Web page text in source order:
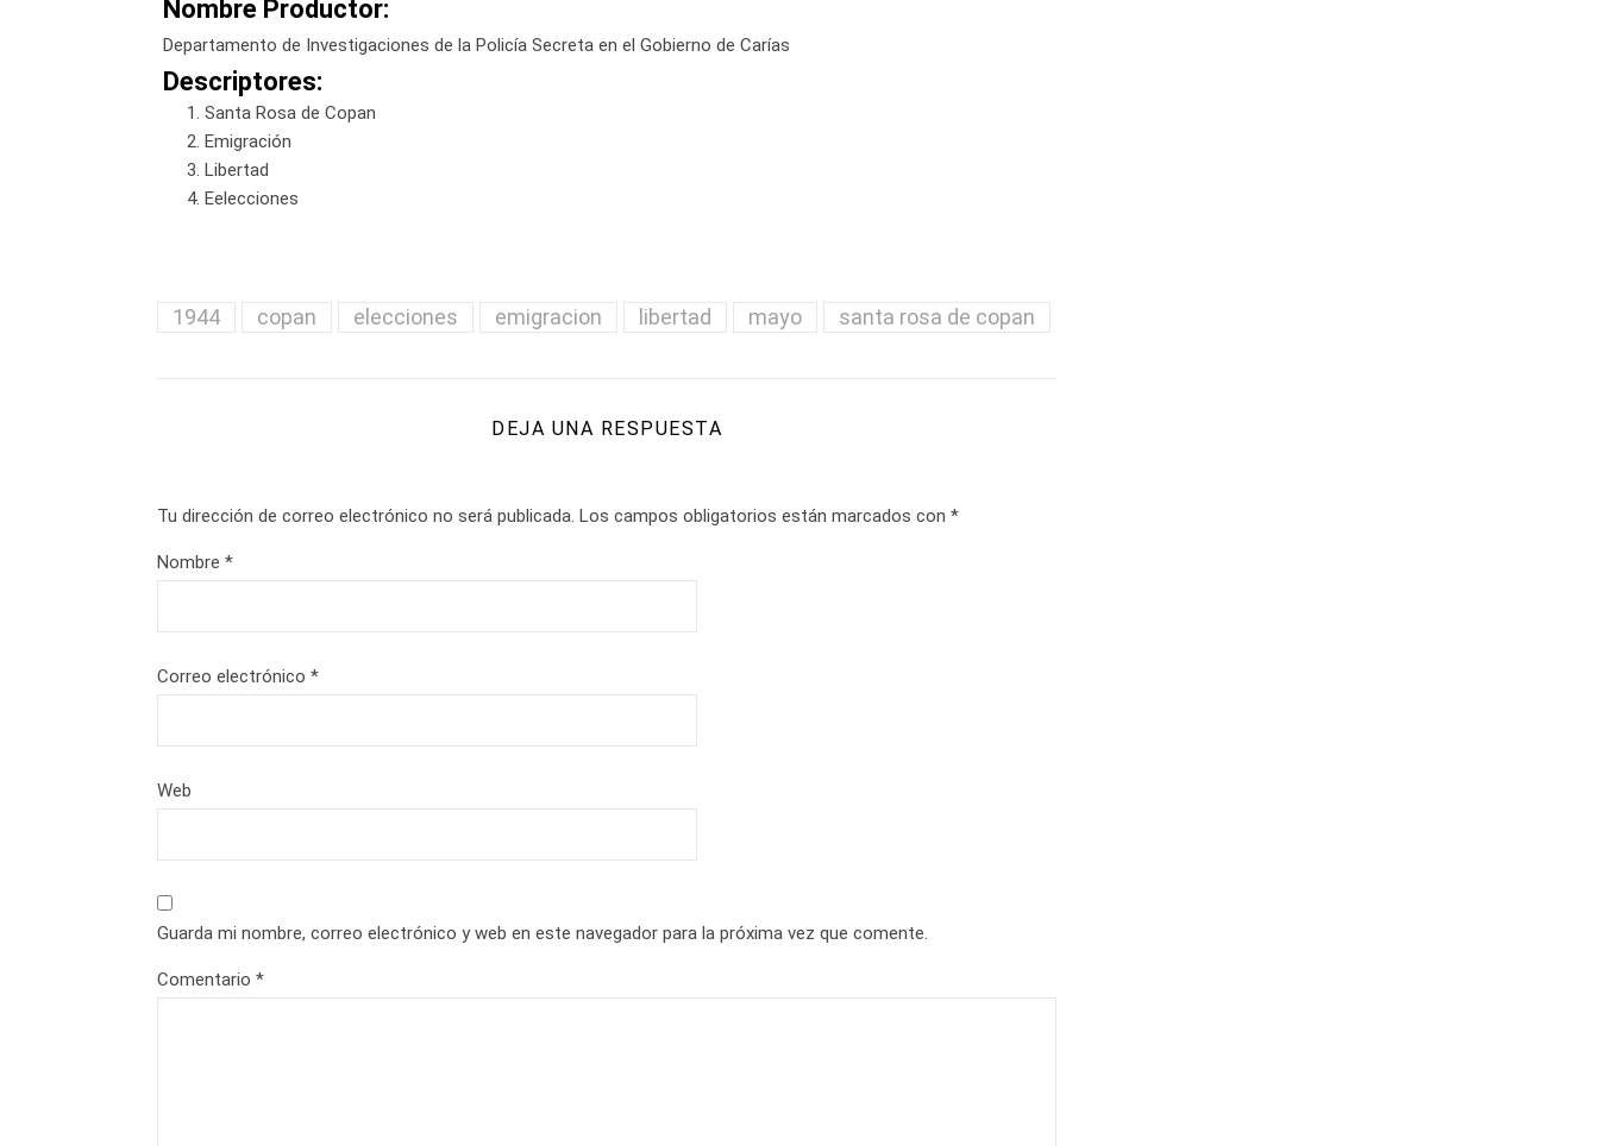
Nombre Productor:
Departamento de Investigaciones de la Policía Secreta en el Gobierno de Carías
Descriptores:
Santa Rosa de Copan
Emigración
Libertad
Eelecciones
1944 copan elecciones emigracion libertad mayo santa rosa de copan
DEJA UNA RESPUESTA
Tu dirección de correo electrónico no será publicada. Los campos obligatorios están marcados con *
Nombre *
Correo electrónico *
Web
Guarda mi nombre, correo electrónico y web en este navegador para la próxima vez que comente.
Comentario *